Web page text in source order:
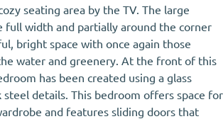
seating area by the TV. The large
full width and partially around the corner
bright space with once again those
water and greenery. At the front of this
has been created using a glass
details. This bedroom offers space for
and features sliding doors that